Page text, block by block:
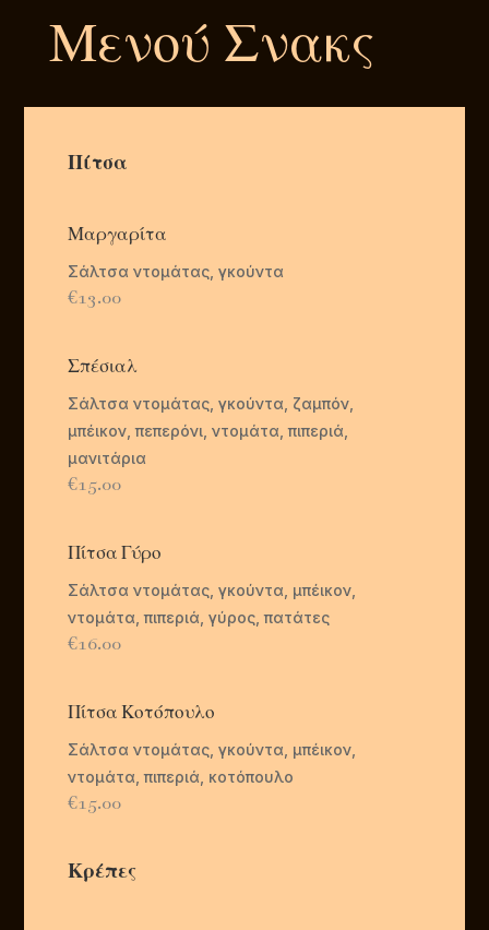
Μενού Σνακς
Πίτσα
Μαργαρίτα
Σάλτσα ντομάτας, γκούντα
€13.00
Σπέσιαλ
Σάλτσα ντομάτας, γκούντα, ζαμπόν,
μπέικον, πεπερόνι, ντομάτα, πιπεριά,
μανιτάρια
€15.00
Πίτσα Γύρο
Σάλτσα ντομάτας, γκούντα, μπέικον,
ντομάτα, πιπεριά, γύρος, πατάτες
€16.00
Πίτσα Κοτόπουλο
Σάλτσα ντομάτας, γκούντα, μπέικον,
ντομάτα, πιπεριά, κοτόπουλο
€15.00
Κρέπες